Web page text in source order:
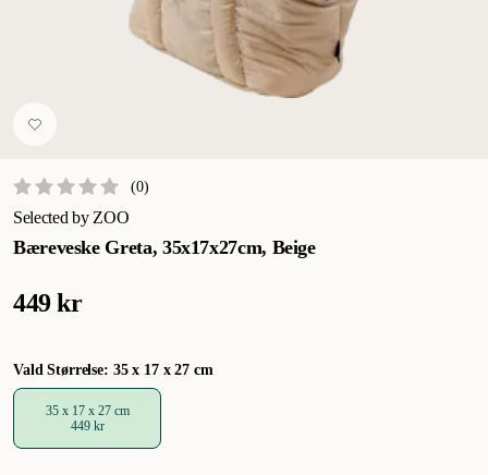
Selected by ZOO
Bæreveske Greta, 35x17x27cm, Beige
(0)
449 kr
Vald Størrelse: 35 x 17 x 27 cm
35 x 17 x 27 cm
449 kr